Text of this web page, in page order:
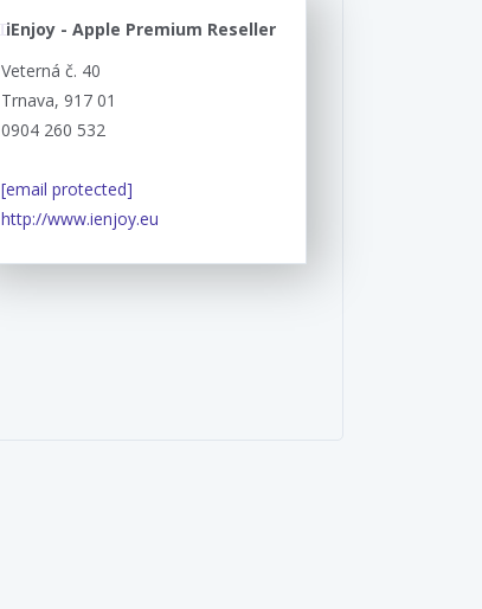
iEnjoy - Apple Premium Reseller
Veterná č. 40
Trnava, 917 01
0904 260 532
[email protected]
http://www.ienjoy.eu